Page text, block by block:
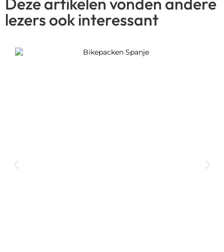
lezers ook interessant